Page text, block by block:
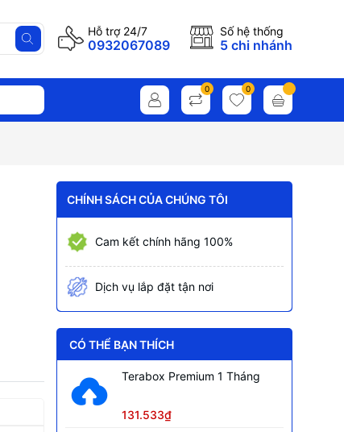
Hỗ trợ 24/7
0932067089
Số hệ thống
5 chi nhánh
0 0
CHÍNH SÁCH CỦA CHÚNG TÔI
Cam kết chính hãng 100%
Dịch vụ lắp đặt tận nơi
CÓ THỂ BẠN THÍCH
Terabox Premium 1 Tháng
131.533₫